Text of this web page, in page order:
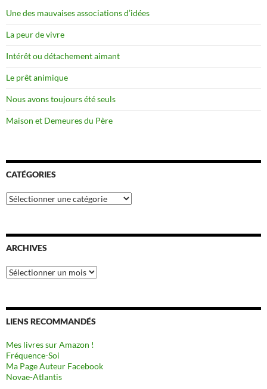
Une des mauvaises associations d’idées
La peur de vivre
Intérêt ou détachement aimant
Le prêt animique
Nous avons toujours été seuls
Maison et Demeures du Père
CATÉGORIES
Catégories
ARCHIVES
Archives
LIENS RECOMMANDÉS
Mes livres sur Amazon !
Fréquence-Soi
Ma Page Auteur Facebook
Novae-Atlantis